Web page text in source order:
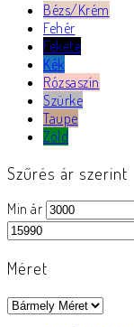
Bézs/Krém
Fehér
Fekete
Kék
Rózsaszín
Szürke
Taupe
Zöld
Szűrés ár szerint
Min ár
Méret